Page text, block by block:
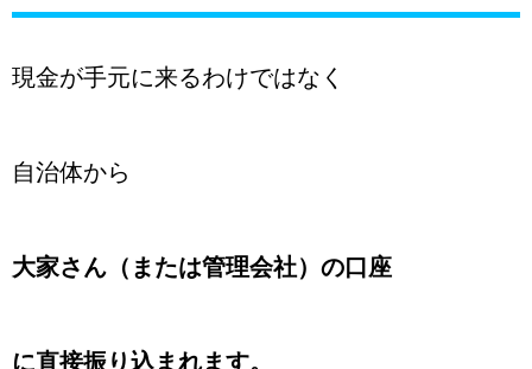
現金が手元に来るわけではなく
自治体から
大家さん（または管理会社）の口座
に直接振り込まれます。